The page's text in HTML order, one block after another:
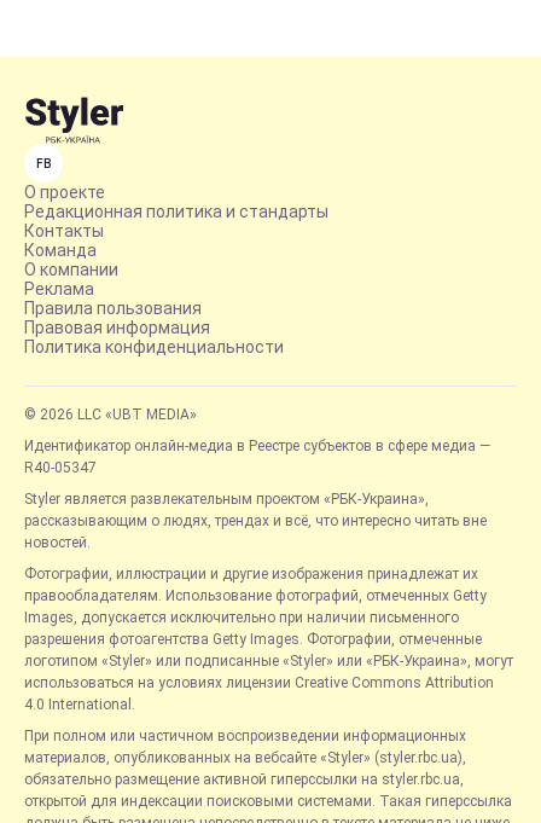
FB
О проекте
Редакционная политика и стандарты
Контакты
Команда
О компании
Реклама
Правила пользования
Правовая информация
Политика конфиденциальности
© 2026 LLC «UBT MEDIA»
Идентификатор онлайн-медиа в Реестре субъектов в сфере медиа —
R40-05347
Styler является развлекательным проектом «РБК-Украина»,
рассказывающим о людях, трендах и всё, что интересно читать вне
новостей.
Фотографии, иллюстрации и другие изображения принадлежат их
правообладателям. Использование фотографий, отмеченных Getty
Images, допускается исключительно при наличии письменного
разрешения фотоагентства Getty Images. Фотографии, отмеченные
логотипом «Styler» или подписанные «Styler» или «РБК-Украина», могут
использоваться на условиях лицензии Creative Commons Attribution
4.0 International.
При полном или частичном воспроизведении информационных
материалов, опубликованных на вебсайте «Styler» (styler.rbc.ua),
обязательно размещение активной гиперссылки на styler.rbc.ua,
открытой для индексации поисковыми системами. Такая гиперссылка